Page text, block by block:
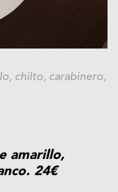
chilto, carabinero,
amarillo,
24€